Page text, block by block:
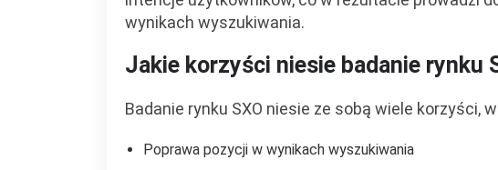
wynikach wyszukiwania.
Jakie korzyści niesie badanie rynku
Badanie rynku SXO niesie ze sobą wiele korzyści,
Poprawa pozycji w wynikach wyszukiwania